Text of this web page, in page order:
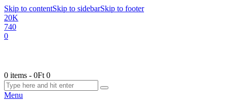
Skip to contentSkip to sidebarSkip to footer
20K
740
0
0 items - 0Ft 0
Menu